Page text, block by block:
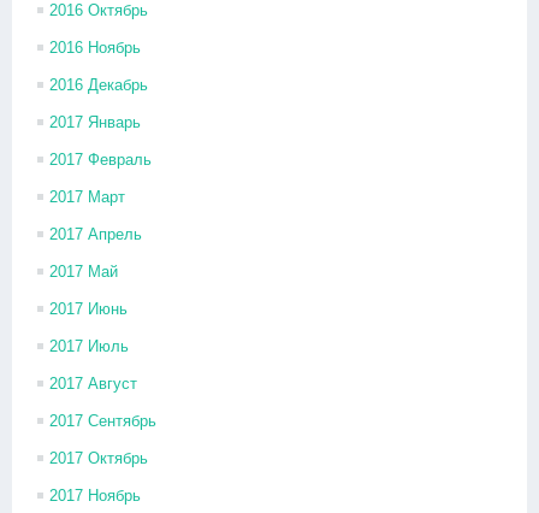
2016 Октябрь
2016 Ноябрь
2016 Декабрь
2017 Январь
2017 Февраль
2017 Март
2017 Апрель
2017 Май
2017 Июнь
2017 Июль
2017 Август
2017 Сентябрь
2017 Октябрь
2017 Ноябрь